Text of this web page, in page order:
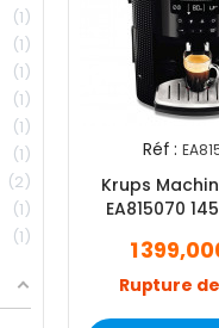
1
1
1
1
1
1
2
1
1
Réf :
Krups
EA815070
1
Rupture